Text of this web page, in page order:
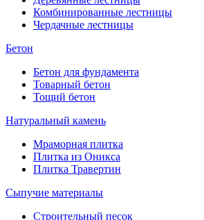
Комбинированные лестницы
Чердачные лестницы
Бетон
Бетон для фундамента
Товарный бетон
Тощий бетон
Натуральный камень
Мраморная плитка
Плитка из Оникса
Плитка Травертин
Сыпучие материалы
Строительный песок